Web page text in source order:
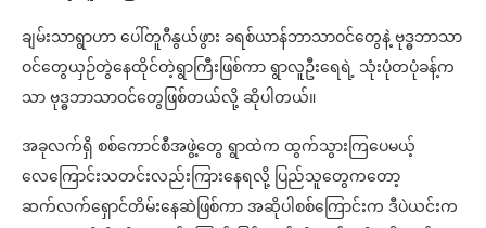
ချမ်းသာရွာဟာ ပေါ်တူဂီနွယ်ဖွား ခရစ်ယာန်ဘာသာဝင်တွေနဲ့ ဗုဒ္ဓဘာသာ
ဝင်တွေယှဉ်တွဲနေထိုင်တဲ့ရွာကြီးဖြစ်ကာ ရွာလူဦးရေရဲ့ သုံးပုံတပုံခန့်က
သာ ဗုဒ္ဓဘာသာဝင်တွေဖြစ်တယ်လို့ ဆိုပါတယ်။
အခုလက်ရှိ စစ်ကောင်စီအဖွဲ့တွေ ရွာထဲက ထွက်သွားကြပေမယ့်
လေကြောင်းသတင်းလည်းကြားနေရလို့ ပြည်သူတွေကတော့
ဆက်လက်ရှောင်တိမ်းနေဆဲဖြစ်ကာ အဆိုပါစစ်ကြောင်းက ဒီပဲယင်းက